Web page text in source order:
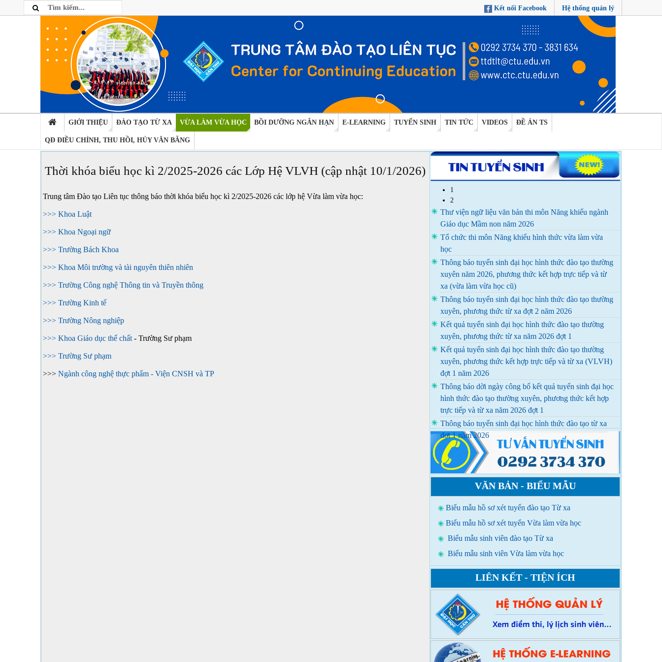
Kết nối Facebook Hệ thống quản lý
GIỚI THIỆU ĐÀO TẠO TỪ XA VỪA LÀM VỪA HỌC BỒI DƯỠNG NGẮN HẠN E-LEARNING TUYỂN SINH TIN TỨC VIDEOS ĐỀ ÁN TS
QĐ ĐIỀU CHỈNH, THU HỒI, HỦY VĂN BẰNG
Thời khóa biểu học kì 2/2025-2026 các Lớp Hệ VLVH (cập nhật 10/1/2026)
Trung tâm Đào tạo Liên tục thông báo thời khóa biểu học kì 2/2025-2026 các lớp hệ Vừa làm vừa học:
>>> Khoa Luật
>>> Khoa Ngoại ngữ
>>> Trường Bách Khoa
>>> Khoa Môi trường và tài nguyên thiên nhiên
>>> Trường Công nghệ Thông tin và Truyền thông
>>> Trường Kinh tế
>>> Trường Nông nghiệp
>>> Khoa Giáo dục thể chất - Trường Sư phạm
>>> Trường Sư phạm
>>> Ngành công nghệ thực phẩm - Viện CNSH và TP
1
2
Thư viện ngữ liệu văn bản thi môn Năng khiếu ngành
Giáo dục Mầm non năm 2026
Tổ chức thi môn Năng khiếu hình thức vừa làm vừa
học
Thông báo tuyển sinh đại học hình thức đào tạo thường
xuyên năm 2026, phương thức kết hợp trực tiếp và từ
xa (vừa làm vừa học cũ)
Thông báo tuyển sinh đại học hình thức đào tạo thường
xuyên, phương thức từ xa đợt 2 năm 2026
Kết quả tuyển sinh đại học hình thức đào tạo thường
xuyên, phương thức từ xa năm 2026 đợt 1
Kết quả tuyển sinh đại học hình thức đào tạo thường
xuyên, phương thức kết hợp trực tiếp và từ xa (VLVH)
đợt 1 năm 2026
Thông báo dời ngày công bố kết quả tuyển sinh đại học
hình thức đào tạo thường xuyên, phương thức kết hợp
trực tiếp và từ xa năm 2026 đợt 1
Thông báo tuyển sinh đại học hình thức đào tạo từ xa
đợt 1 năm 2026
VĂN BẢN - BIỂU MẪU
Biểu mẫu hồ sơ xét tuyển đào tạo Từ xa
Biểu mẫu hồ sơ xét tuyển Vừa làm vừa học
Biểu mẫu sinh viên đào tạo Từ xa
Biểu mẫu sinh viên Vừa làm vừa học
LIÊN KẾT - TIỆN ÍCH